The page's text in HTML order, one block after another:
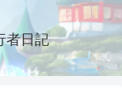
者日記